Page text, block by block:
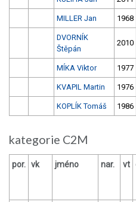
MILLER Jan 1968
DVORNÍK
Štěpán
2010
MÍKA Viktor 1977
KVAPIL Martin 1976
KOPLÍK Tomáš 1986
kategorie C2M
por. vk jméno nar. vt